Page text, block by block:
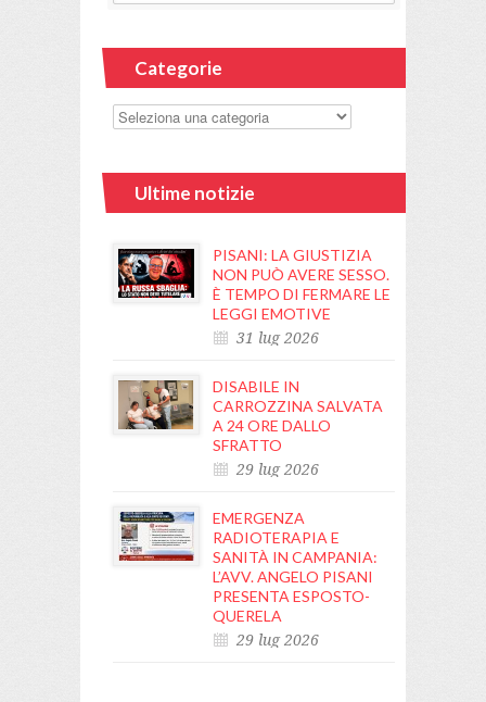
Categorie
Ultime notizie
PISANI: LA GIUSTIZIA
NON PUÒ AVERE SESSO.
È TEMPO DI FERMARE LE
LEGGI EMOTIVE
31 lug 2026
DISABILE IN
CARROZZINA SALVATA
A 24 ORE DALLO
SFRATTO
29 lug 2026
EMERGENZA
RADIOTERAPIA E
SANITÀ IN CAMPANIA:
L’AVV. ANGELO PISANI
PRESENTA ESPOSTO-
QUERELA
29 lug 2026